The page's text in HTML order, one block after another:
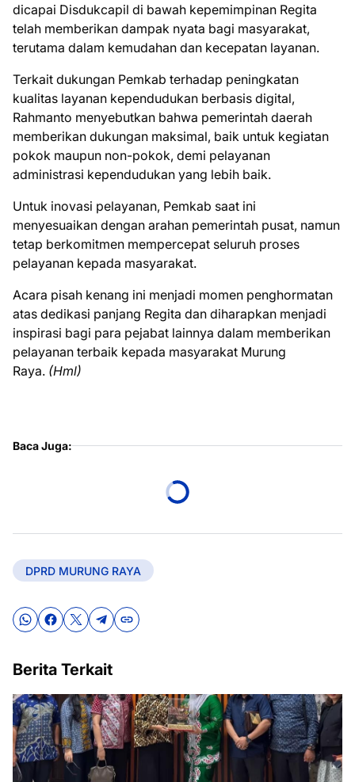
dicapai Disdukcapil di bawah kepemimpinan Regita
telah memberikan dampak nyata bagi masyarakat,
terutama dalam kemudahan dan kecepatan layanan.
Terkait dukungan Pemkab terhadap peningkatan
kualitas layanan kependudukan berbasis digital,
Rahmanto menyebutkan bahwa pemerintah daerah
memberikan dukungan maksimal, baik untuk kegiatan
pokok maupun non-pokok, demi pelayanan
administrasi kependudukan yang lebih baik.
Untuk inovasi pelayanan, Pemkab saat ini
menyesuaikan dengan arahan pemerintah pusat, namun
tetap berkomitmen mempercepat seluruh proses
pelayanan kepada masyarakat.
Acara pisah kenang ini menjadi momen penghormatan
atas dedikasi panjang Regita dan diharapkan menjadi
inspirasi bagi para pejabat lainnya dalam memberikan
pelayanan terbaik kepada masyarakat Murung
Raya. (Hml)
Baca Juga:
DPRD MURUNG RAYA
Berita Terkait